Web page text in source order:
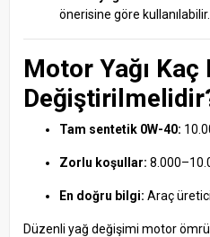
önerisine göre kullanılabilir.
Motor Yağı Kaç
Tam sentetik 0W-40:
Zorlu koşullar:
En doğru bilgi: Araç
Düzenli yağ değişimi motor